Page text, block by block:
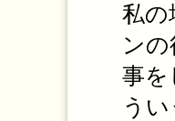
私の
ン
事を
う